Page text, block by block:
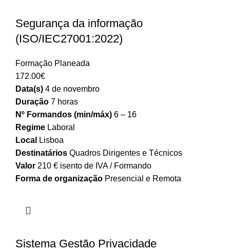
Segurança da informação
(ISO/IEC27001:2022)
Formação Planeada
172.00€
Data(s) 4 de novembro
Duração 7 horas
Nº Formandos (min/máx) 6 – 16
Regime Laboral
Local
Lisboa
Destinatários Quadros Dirigentes e Técnicos
Valor 210 € isento de IVA / Formando
Forma de organização Presencial e Remota
Sistema Gestão Privacidade